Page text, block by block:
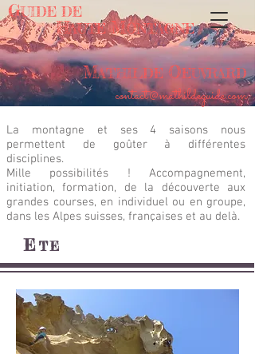
GUIDE DE
HAUTEMONTAGNE
MATHILDE OEUVRARD
contact@mathildeguide.com
E TE
La montagne et ses 4 saisons nous
permettent de goûter à différentes
disciplines.
Mille possibilités ! Accompagnement,
initiation, formation, de la découverte aux
grandes courses, en individuel ou en groupe,
dans les Alpes suisses, françaises et au delà.